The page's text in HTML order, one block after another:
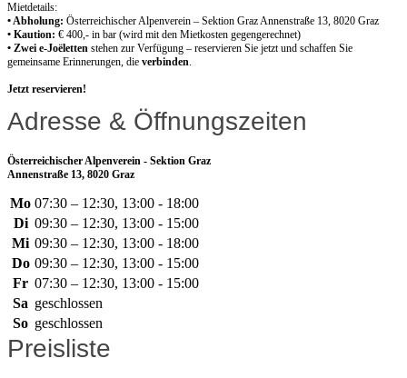
Mietdetails:
• Abholung: Österreichischer Alpenverein – Sektion Graz Annenstraße 13, 8020 Graz
• Kaution: € 400,- in bar (wird mit den Mietkosten gegengerechnet)
• Zwei e‑Joëletten stehen zur Verfügung – reservieren Sie jetzt und schaffen Sie
gemeinsame Erinnerungen, die verbinden.
Jetzt reservieren!
Adresse & Öffnungszeiten
Österreichischer Alpenverein - Sektion Graz
Annenstraße 13, 8020 Graz
Mo 07:30 – 12:30, 13:00 - 18:00
Di 09:30 – 12:30, 13:00 - 15:00
Mi 09:30 – 12:30, 13:00 - 18:00
Do 09:30 – 12:30, 13:00 - 15:00
Fr 07:30 – 12:30, 13:00 - 15:00
Sa geschlossen
So geschlossen
Preisliste